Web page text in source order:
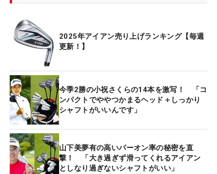
2025年アイアン売り上げランキング【毎週
更新！】
今季2勝の小祝さくらの14本を激写！ 「コ
ンパクトでややつかまるヘッド＋しっかり
シャフトがいいんです」
山下美夢有の高いパーオン率の秘密を直
撃！ 「大き過ぎず滑ってくれるアイアン
としなり過ぎないシャフトがいい」